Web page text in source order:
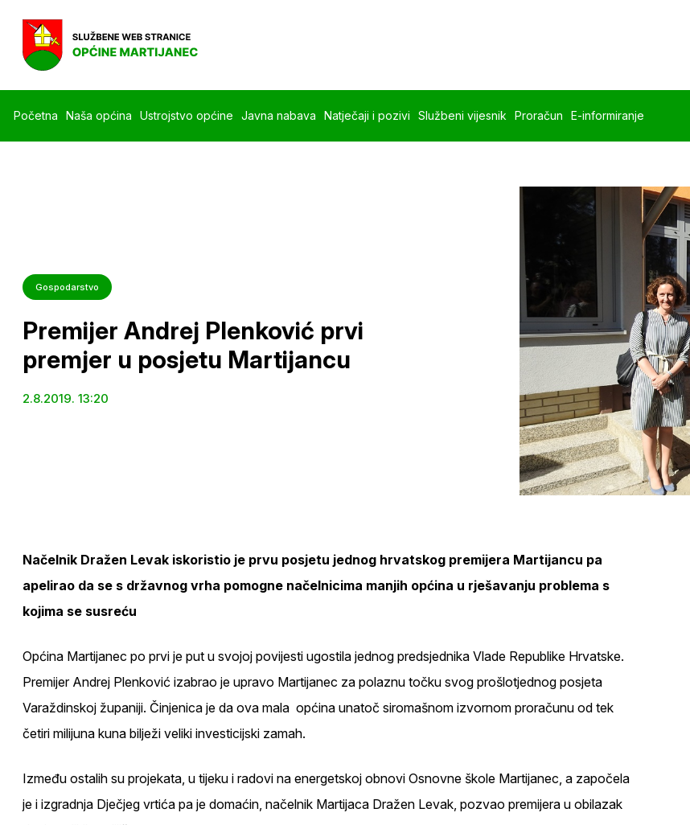
Početna Naša općina Ustrojstvo općine Javna nabava Natječaji i pozivi Službeni vijesnik Proračun E-informiranje
Gospodarstvo
Premijer Andrej Plenković prvi
premjer u posjetu Martijancu
2.8.2019. 13:20
Načelnik Dražen Levak iskoristio je prvu posjetu jednog hrvatskog premijera Martijancu pa
apelirao da se s državnog vrha pomogne načelnicima manjih općina u rješavanju problema s
kojima se susreću
Općina Martijanec po prvi je put u svojoj povijesti ugostila jednog predsjednika Vlade Republike Hrvatske.
Premijer Andrej Plenković izabrao je upravo Martijanec za polaznu točku svog prošlotjednog posjeta
Varaždinskoj županiji. Činjenica je da ova mala općina unatoč siromašnom izvornom proračunu od tek
četiri milijuna kuna bilježi veliki investicijski zamah.
Između ostalih su projekata, u tijeku i radovi na energetskoj obnovi Osnovne škole Martijanec, a započela
je i izgradnja Dječjeg vrtića pa je domaćin, načelnik Martijaca Dražen Levak, pozvao premijera u obilazak